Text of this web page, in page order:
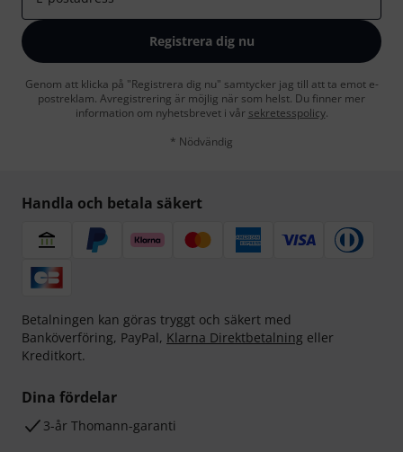
Registrera dig nu
Genom att klicka på "Registrera dig nu" samtycker jag till att ta emot e-
postreklam. Avregistrering är möjlig när som helst. Du finner mer
information om nyhetsbrevet i vår sekretesspolicy.
* Nödvändig
Handla och betala säkert
Betalningen kan göras tryggt och säkert med
Banköverföring, PayPal, Klarna Direktbetalning eller
Kreditkort.
Dina fördelar
3-år Thomann-garanti